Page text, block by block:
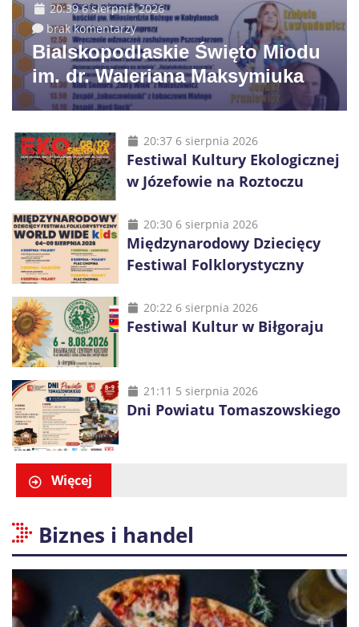
20:39 6 sierpnia 2026
brak komentarzy
Bialskopodlaskie Święto Miodu
im. dr. Waleriana Maksymiuka
20:37 6 sierpnia 2026
Festiwal Kultury Ekologicznej
w Józefowie na Roztoczu
20:30 6 sierpnia 2026
Międzynarodowy Dziecięcy
Festiwal Folklorystyczny
20:22 6 sierpnia 2026
Festiwal Kultur w Biłgoraju
21:11 5 sierpnia 2026
Dni Powiatu Tomaszowskiego
Więcej
Biznes i handel